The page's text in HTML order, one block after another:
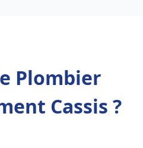
Plombier
Cassis ?